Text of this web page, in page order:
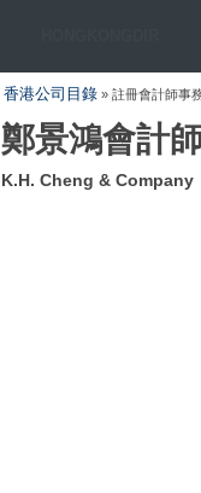
香港公司目錄 » 註冊會計師事
鄭景鴻會計
K.H. Cheng & Company